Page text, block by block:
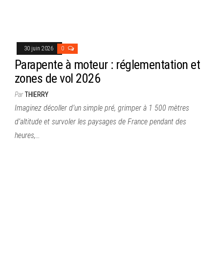
30 juin 2026 0
Parapente à moteur : réglementation et
zones de vol 2026
ParTHIERRY
Imaginez décoller d’un simple pré, grimper à 1 500 mètres
d’altitude et survoler les paysages de France pendant des
heures,…